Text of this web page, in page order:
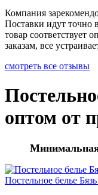
Компания
Поставки идут точно
товар
заказам, все
смотреть все отзывы
оптом от
Минимальная
Постельное белье